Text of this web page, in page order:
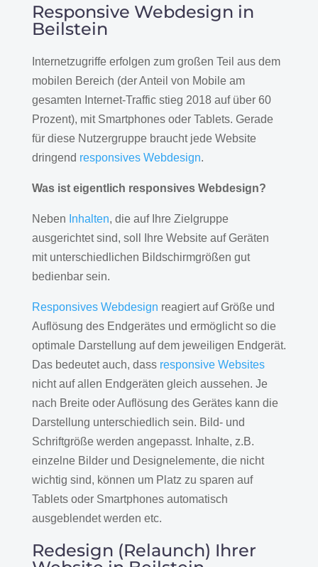
Responsive Webdesign in
Beilstein
Internetzugriffe erfolgen zum großen Teil aus dem
mobilen Bereich (der Anteil von Mobile am
gesamten Internet-Traffic stieg 2018 auf über 60
Prozent), mit Smartphones oder Tablets. Gerade
für diese Nutzergruppe braucht jede Website
dringend responsives Webdesign.
Was ist eigentlich responsives Webdesign?
Neben Inhalten, die auf Ihre Zielgruppe
ausgerichtet sind, soll Ihre Website auf Geräten
mit unterschiedlichen Bildschirmgrößen gut
bedienbar sein.
Responsives Webdesign reagiert auf Größe und
Auflösung des Endgerätes und ermöglicht so die
optimale Darstellung auf dem jeweiligen Endgerät.
Das bedeutet auch, dass responsive Websites
nicht auf allen Endgeräten gleich aussehen. Je
nach Breite oder Auflösung des Gerätes kann die
Darstellung unterschiedlich sein. Bild- und
Schriftgröße werden angepasst. Inhalte, z.B.
einzelne Bilder und Designelemente, die nicht
wichtig sind, können um Platz zu sparen auf
Tablets oder Smartphones automatisch
ausgeblendet werden etc.
Redesign (Relaunch) Ihrer